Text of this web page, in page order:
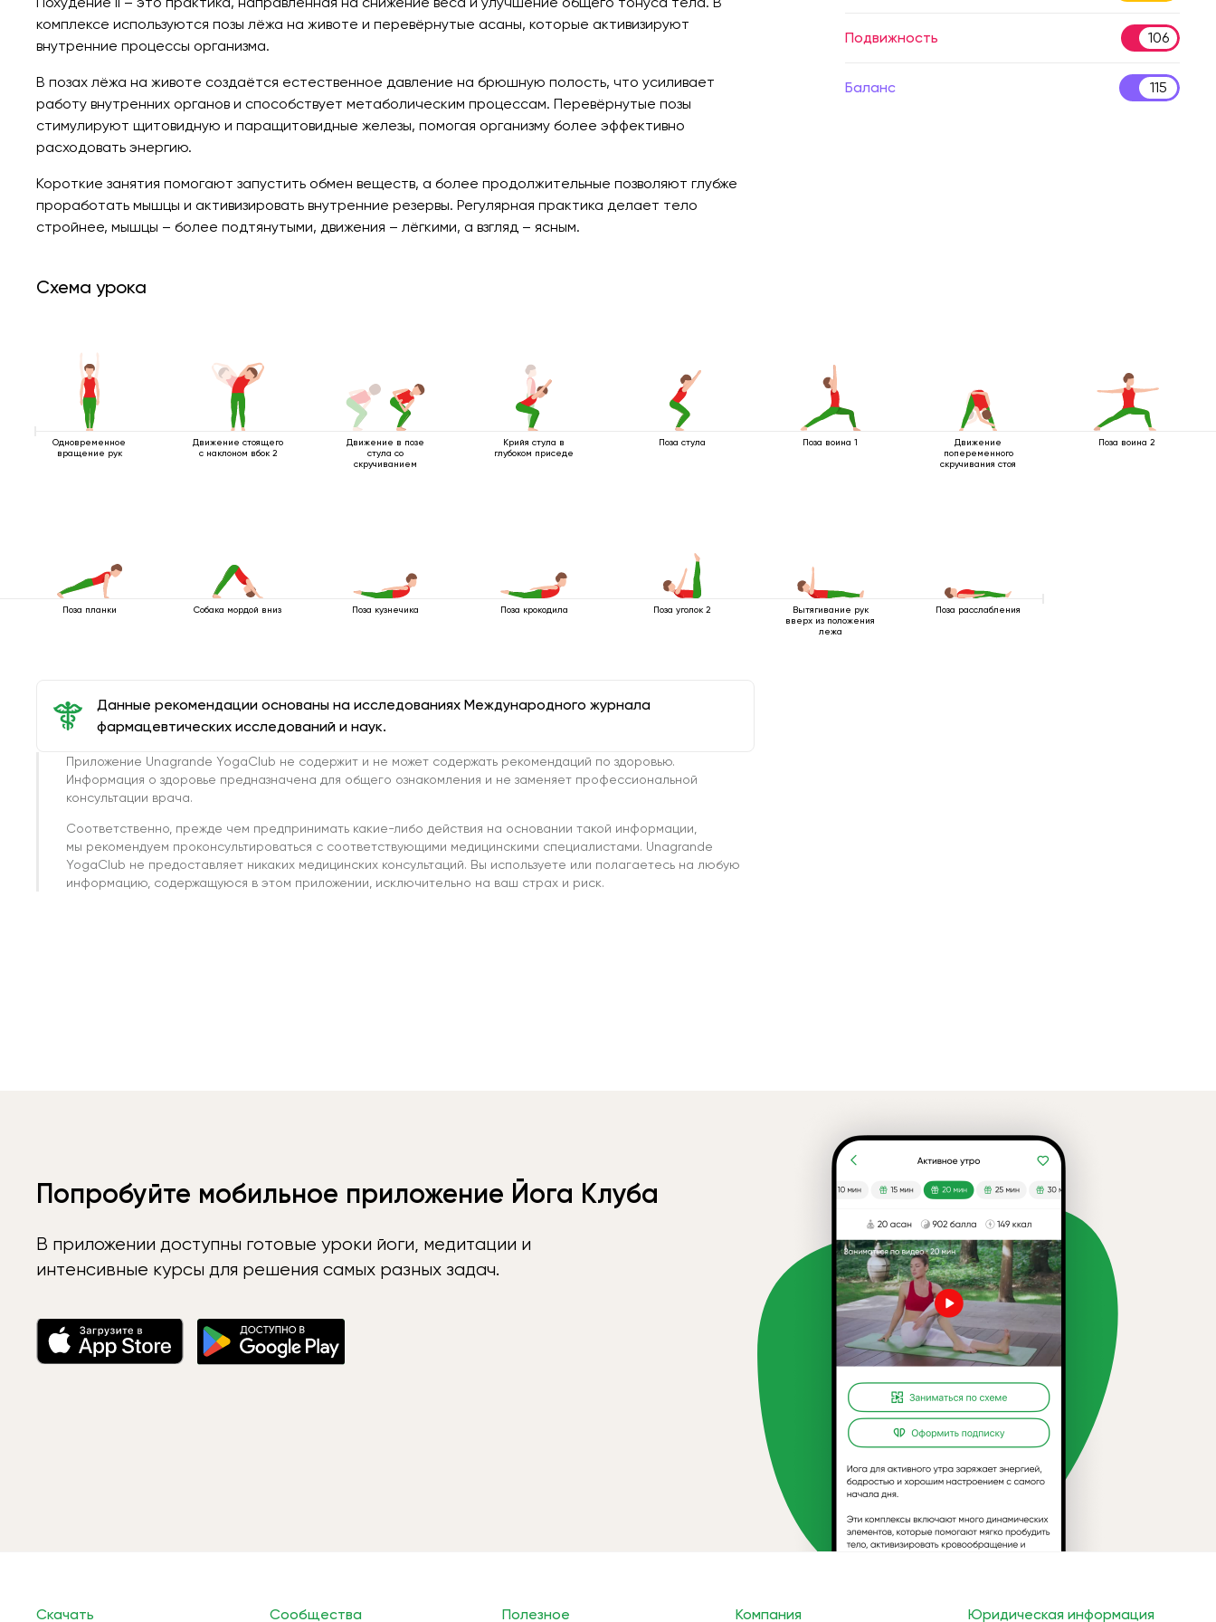
комплексе используются позы лёжа на животе и перевёрнутые асаны, которые активизируют
внутренние процессы организма.
В позах лёжа на животе создаётся естественное давление на брюшную полость, что усиливает
работу внутренних органов и способствует метаболическим процессам. Перевёрнутые позы
стимулируют щитовидную и паращитовидные железы, помогая организму более эффективно
расходовать энергию.
Короткие занятия помогают запустить обмен веществ, а более продолжительные позволяют глубже
проработать мышцы и активизировать внутренние резервы. Регулярная практика делает тело
стройнее, мышцы – более подтянутыми, движения – лёгкими, а взгляд – ясным.
Подвижность 106
Баланс 115
Схема урока
Одновременное
вращение рук
Движение стоящего
с наклоном вбок 2
Движение в позе
стула со
скручиванием
Крийя стула в
глубоком приседе
Поза стула Поза воина 1
Движение
попеременного
скручивания стоя
Поза воина 2
Поза планки Собака мордой вниз Поза кузнечика Поза крокодила Поза уголок 2
Вытягивание рук
вверх из положения
лежа
Поза расслабления
Данные рекомендации основаны на исследованиях Международного журнала
фармацевтических исследований и наук.
Приложение Unagrande YogaClub не содержит и не может содержать рекомендаций по здоровью.
Информация о здоровье предназначена для общего ознакомления и не заменяет профессиональной
консультации врача.
Соответственно, прежде чем предпринимать какие-либо действия на основании такой информации,
мы рекомендуем проконсультироваться с соответствующими медицинскими специалистами. Unagrande
YogaClub не предоставляет никаких медицинских консультаций. Вы используете или полагаетесь на любую
информацию, содержащуюся в этом приложении, исключительно на ваш страх и риск.
Попробуйте мобильное приложение Йога Клуба
В приложении доступны готовые уроки йоги, медитации и
интенсивные курсы для решения самых разных задач.
Скачать Сообщества Полезное Компания Юридическая информация